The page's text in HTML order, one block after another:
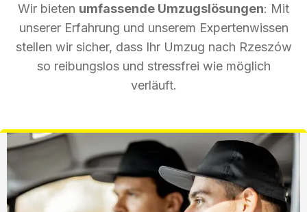
Wir bieten umfassende Umzugslösungen: Mit
unserer Erfahrung und unserem Expertenwissen
stellen wir sicher, dass Ihr Umzug nach Rzeszów
so reibungslos und stressfrei wie möglich
verläuft.